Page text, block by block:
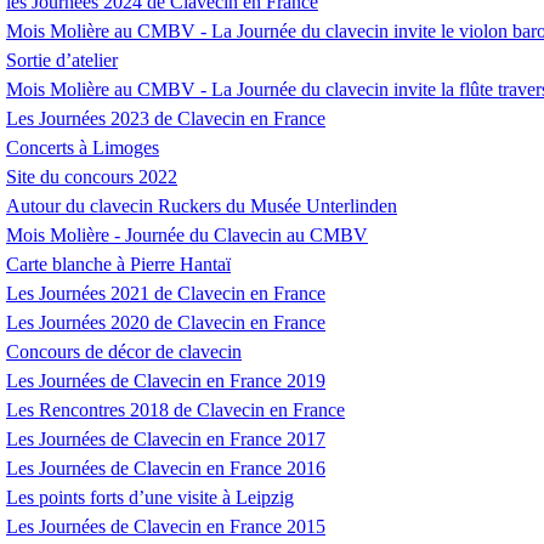
Mois Molière au CMBV - La Journée du clavecin invite le violon
Sortie d’atelier
Mois Molière au CMBV - La Journée du clavecin invite la flûte
Les Journées 2023 de Clavecin en France
Concerts à Limoges
Site du concours 2022
Autour du clavecin Ruckers du Musée Unterlinden
Mois Molière - Journée du Clavecin au CMBV
Carte blanche à Pierre Hantaï
Les Journées 2021 de Clavecin en France
Les Journées 2020 de Clavecin en France
Concours de décor de clavecin
Les Journées de Clavecin en France 2019
Les Rencontres 2018 de Clavecin en France
Les Journées de Clavecin en France 2017
Les Journées de Clavecin en France 2016
Les points forts d’une visite à Leipzig
Les Journées de Clavecin en France 2015